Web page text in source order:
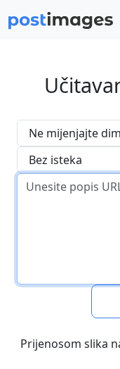
Prijenosom slika